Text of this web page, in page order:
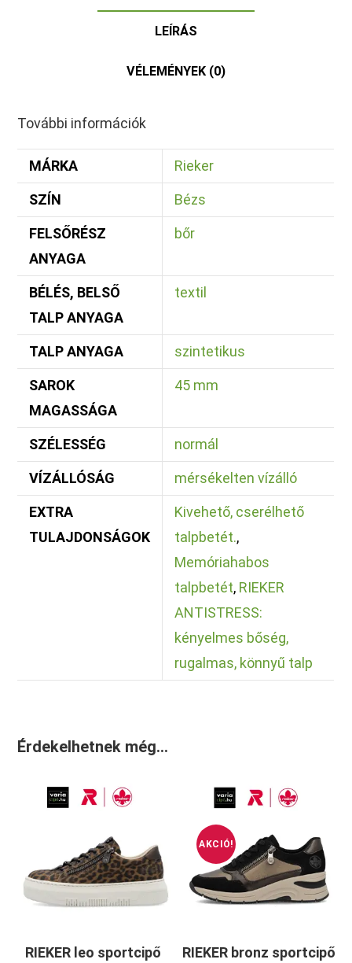
LEÍRÁS
VÉLEMÉNYEK (0)
További információk
MÁRKA Rieker
SZÍN Bézs
FELSŐRÉSZ
ANYAGA
bőr
BÉLÉS, BELSŐ
TALP ANYAGA
textil
TALP ANYAGA szintetikus
SAROK
MAGASSÁGA
45 mm
SZÉLESSÉG normál
VÍZÁLLÓSÁG mérsékelten vízálló
EXTRA
TULAJDONSÁGOK
Kivehető, cserélhető
talpbetét.,
Memóriahabos
talpbetét, RIEKER
ANTISTRESS:
kényelmes bőség,
rugalmas, könnyű talp
Érdekelhetnek még…
RIEKER leo sportcipő
AKCIÓ!
RIEKER bronz sportcipő